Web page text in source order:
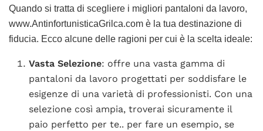
Quando si tratta di scegliere i migliori pantaloni da lavoro,
www.AntinfortunisticaGrilca.com è la tua destinazione di
fiducia. Ecco alcune delle ragioni per cui è la scelta ideale:
Vasta Selezione: offre una vasta gamma di
pantaloni da lavoro progettati per soddisfare le
esigenze di una varietà di professionisti. Con una
selezione così ampia, troverai sicuramente il
paio perfetto per te.. per fare un esempio, se